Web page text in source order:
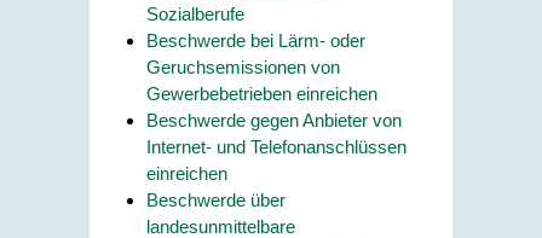
Sozialberufe
Beschwerde bei Lärm- oder
Geruchsemissionen von
Gewerbebetrieben einreichen
Beschwerde gegen Anbieter von
Internet- und Telefonanschlüssen
einreichen
Beschwerde über
landesunmittelbare